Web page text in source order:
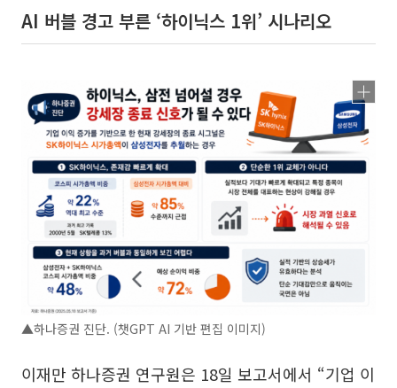
AI 버블 경고 부른 ‘하이닉스 1위’ 시나리오
▲하나증권 진단. (챗GPT AI 기반 편집 이미지)
이재만 하나증권 연구원은 18일 보고서에서 “기업 이